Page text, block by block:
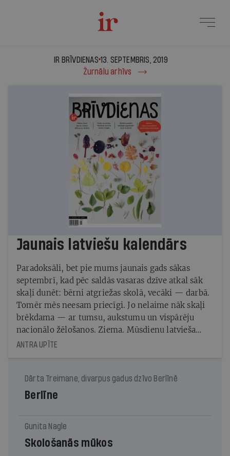
Ir Brīvdienas - 13.
IR BRĪVDIENAS 13. SEPTEMBRIS, 2019
Žurnālu arhīvs
Jaunais latviešu kalendārs
Paradoksāli, bet pie mums jaunais gads sākas
septembrī, kad pēc saldās vasaras dzīve atkal sāk
skaļi dunēt: bērni atgriežas skolā, vecāki — darbā.
Tomēr mēs neesam priecīgi. Jo nelaime nāk skaļi
brēkdama — ar tumsu, aukstumu un vispārēju
nacionālo žēlošanos. Ziema. Mūsdienu latvieša
Golgāta…
ANTRA UPĪTE
Dārta Treimane, divarpus gadus dzīvo Berlīnē
Berlīne
Gunita Nagle
Skološanās mūkos